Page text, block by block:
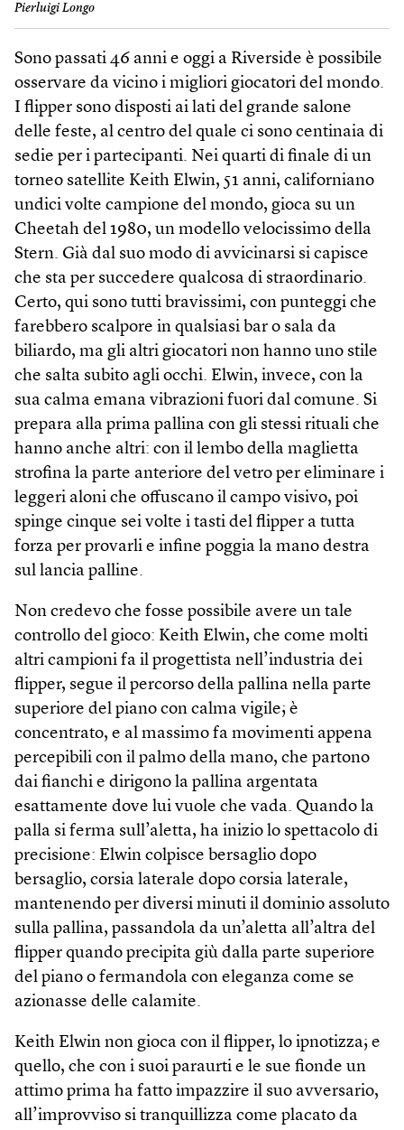
Pierluigi Longo
Sono passati 46 anni e oggi a Riverside è possibile
osservare da vicino i migliori giocatori del mondo.
I flipper sono disposti ai lati del grande salone
delle feste, al centro del quale ci sono centinaia di
sedie per i partecipanti. Nei quarti di finale di un
torneo satellite Keith Elwin, 51 anni, californiano
undici volte campione del mondo, gioca su un
Cheetah del 1980, un modello velocissimo della
Stern. Già dal suo modo di avvicinarsi si capisce
che sta per succedere qualcosa di straordinario.
Certo, qui sono tutti bravissimi, con punteggi che
farebbero scalpore in qualsiasi bar o sala da
biliardo, ma gli altri giocatori non hanno uno stile
che salta subito agli occhi. Elwin, invece, con la
sua calma emana vibrazioni fuori dal comune. Si
prepara alla prima pallina con gli stessi rituali che
hanno anche altri: con il lembo della maglietta
strofina la parte anteriore del vetro per eliminare i
leggeri aloni che offuscano il campo visivo, poi
spinge cinque sei volte i tasti del flipper a tutta
forza per provarli e infine poggia la mano destra
sul lancia palline.
Non credevo che fosse possibile avere un tale
controllo del gioco: Keith Elwin, che come molti
altri campioni fa il progettista nell’industria dei
flipper, segue il percorso della pallina nella parte
superiore del piano con calma vigile; è
concentrato, e al massimo fa movimenti appena
percepibili con il palmo della mano, che partono
dai fianchi e dirigono la pallina argentata
esattamente dove lui vuole che vada. Quando la
palla si ferma sull’aletta, ha inizio lo spettacolo di
precisione: Elwin colpisce bersaglio dopo
bersaglio, corsia laterale dopo corsia laterale,
mantenen­do per diversi minuti il dominio assoluto
sulla pallina, passandola da un’aletta all’altra del
flipper quando precipita giù dalla parte superiore
del piano o fermandola con eleganza come se
azionasse delle calamite.
Keith Elwin non gioca con il flipper, lo ipnotizza; e
quello, che con i suoi paraurti e le sue fionde un
attimo prima ha fatto impazzire il suo avversario,
all’improvviso si tranquillizza come placato da